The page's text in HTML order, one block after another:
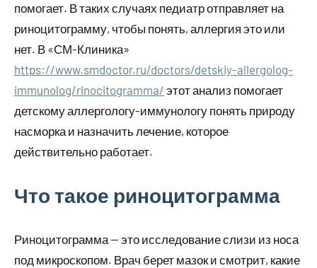
помогает. В таких случаях педиатр отправляет на
риноцитограмму, чтобы понять, аллергия это или
нет. В «СМ-Клиника»
https://www.smdoctor.ru/doctors/detskiy-allergolog-
immunolog/rinocitogramma/ этот анализ помогает
детскому аллергологу-иммунологу понять природу
насморка и назначить лечение, которое
действительно работает.
Что такое риноцитограмма
Риноцитограмма — это исследование слизи из носа
под микроскопом. Врач берет мазок и смотрит, какие